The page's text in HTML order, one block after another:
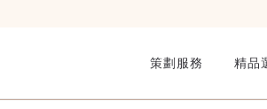
策劃服務 精品